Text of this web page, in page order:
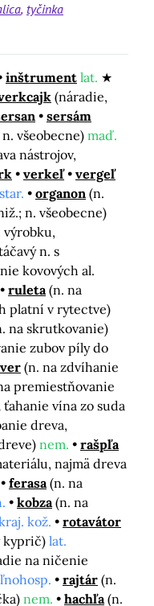
tyčinka
inštrument lat.
(náradie,
sersám
všeobecne) maď.
nástrojov,
verkeľ
vergeľ
organon (n.
n. všeobecne)
výrobku,
n. s
kovových al.
ruleta (n. na
platní v rytectve)
na skrutkovanie)
zubov píly do
(n. na zdvíhanie
premiestňovanie
vína zo suda
dreva,
nem.
rašpľa
najmä dreva
ferasa (n. na
kobza (n. na
kož.
rotavátor
kyprič) lat.
na ničenie
rajtár (n.
nem. hachľa (n.